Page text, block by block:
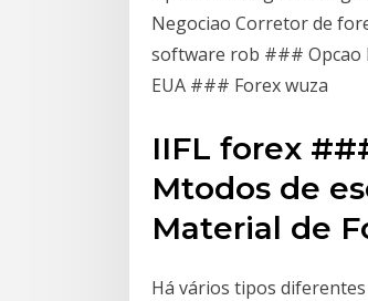
Negociao Corretor de
software rob ### Opcao
EUA ### Forex wuza
IIFL forex
Mtodos de
Material de
Há vários tipos